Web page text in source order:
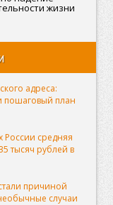
жизни
адреса:
пошаговый план
России средняя
тысяч рублей в
причиной
случаи